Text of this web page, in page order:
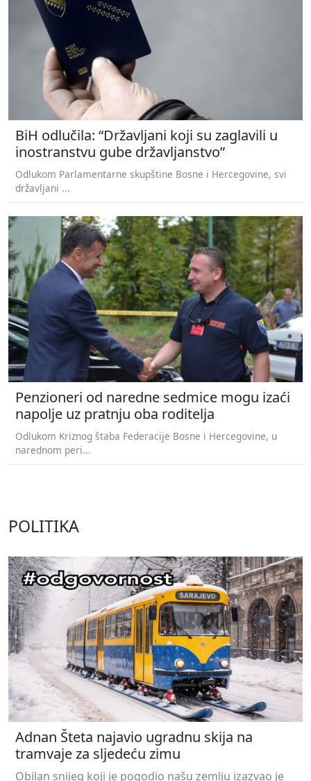
BiH odlučila: “Državljani koji su zaglavili u
inostranstvu gube državljanstvo”
Odlukom Parlamentarne skupštine Bosne i Hercegovine, svi
državljani ...
Penzioneri od naredne sedmice mogu izaći
napolje uz pratnju oba roditelja
Odlukom Kriznog štaba Federacije Bosne i Hercegovine, u
narednom peri...
POLITIKA
Adnan Šteta najavio ugradnu skija na
tramvaje za sljedeću zimu
Obilan snijeg koji je pogodio našu zemlju izazvao je